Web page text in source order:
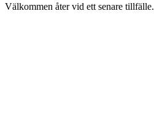
Välkommen åter vid ett senare tillfälle.